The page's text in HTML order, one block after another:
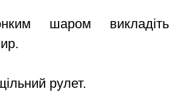
шаром викладіть
рулет.